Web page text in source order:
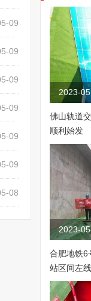
09
09
09
09
09
09
08
2023-
佛山轨道
顺利始发
2023-
合肥地铁6
站区间左